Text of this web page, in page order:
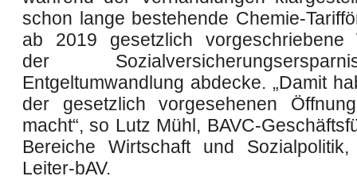
schon lange bestehende Chemie-
ab 2019 gesetzlich vorgeschriebene
der
Entgeltumwandlung abdecke. „Damit
der gesetzlich vorgesehenen
macht“, so Lutz Mühl, BAVC-
Bereiche Wirtschaft und Sozialpolitik,
Leiter-bAV.